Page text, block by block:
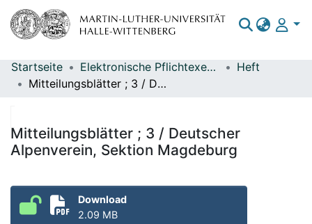
Bereiche & Sammlungen
Statistiken
Startseite Elektronische Pflichtexemplare
Heft
Mitteilungsblätter ; 3 / Deutscher Alpenverein, Sektion Magdeburg
Mitteilungsblätter ; 3 / Deutscher
Alpenverein, Sektion Magdeburg
Download
2.09 MB